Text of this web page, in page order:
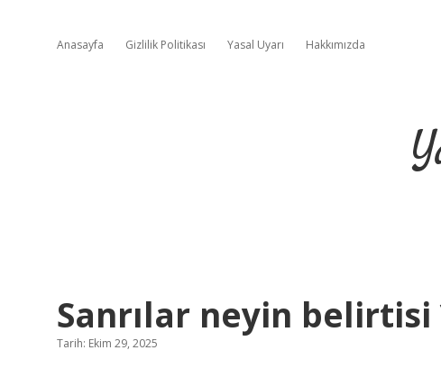
Anasayfa Gizlilik Politikası Yasal Uyarı Hakkımızda
Sanrılar neyin belirtisi
Tarih: Ekim 29, 2025